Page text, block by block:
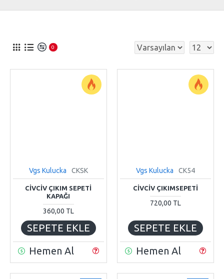
0
Vgs Kulucka CKSK
CIVCIV ÇIKIM SEPETI
KAPAĞI
360,00 TL
SEPETE EKLE
Hemen Al
Vgs Kulucka CK54
CİVCİV ÇIKIMSEPETİ
720,00 TL
SEPETE EKLE
Hemen Al